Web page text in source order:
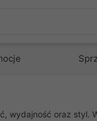
wydajność oraz styl.